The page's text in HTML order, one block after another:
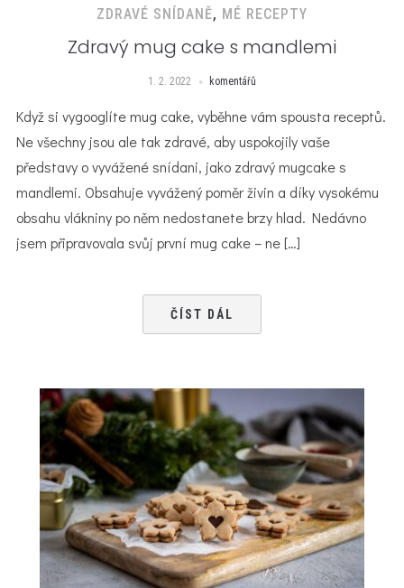
ZDRAVÉ SNÍDANĚ, MÉ RECEPTY
Zdravý mug cake s mandlemi
1. 2. 2022 komentářů
Když si vygooglíte mug cake, vyběhne vám spousta receptů.
Ne všechny jsou ale tak zdravé, aby uspokojily vaše
představy o vyvážené snídani, jako zdravý mugcake s
mandlemi. Obsahuje vyvážený poměr živin a díky vysokému
obsahu vlákniny po něm nedostanete brzy hlad. Nedávno
jsem připravovala svůj první mug cake – ne […]
ČÍST DÁL